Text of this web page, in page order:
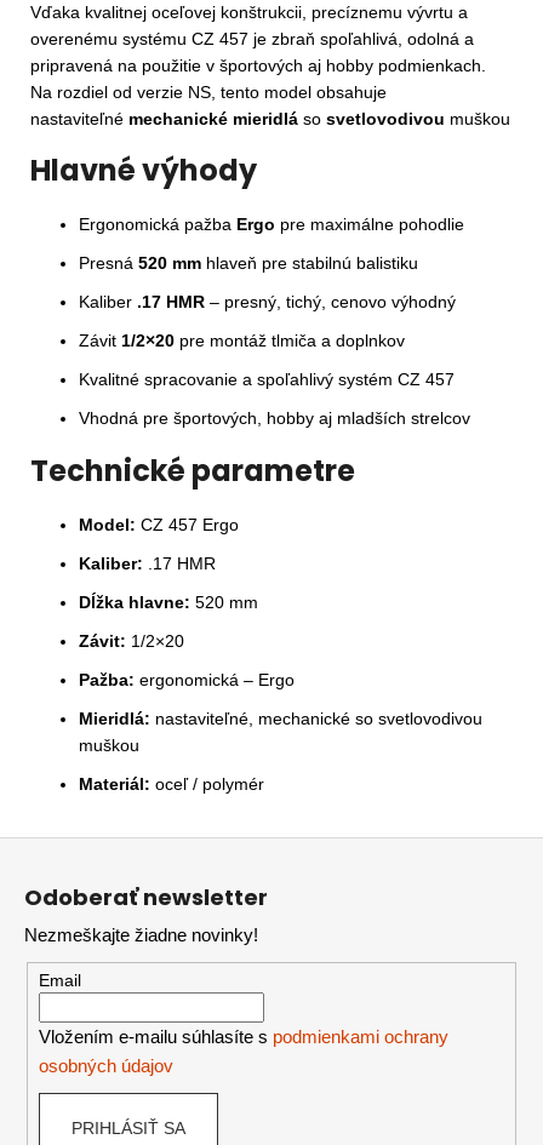
Vďaka kvalitnej oceľovej konštrukcii, precíznemu vývrtu a
overenému systému CZ 457 je zbraň spoľahlivá, odolná a
pripravená na použitie v športových aj hobby podmienkach.
Na rozdiel od verzie NS, tento model obsahuje
nastaviteľné mechanické mieridlá so svetlovodivou muškou
Hlavné výhody
Ergonomická pažba Ergo pre maximálne pohodlie
Presná 520 mm hlaveň pre stabilnú balistiku
Kaliber .17 HMR – presný, tichý, cenovo výhodný
Závit 1/2×20 pre montáž tlmiča a doplnkov
Kvalitné spracovanie a spoľahlivý systém CZ 457
Vhodná pre športových, hobby aj mladších strelcov
Technické parametre
Model: CZ 457 Ergo
Kaliber: .17 HMR
Dĺžka hlavne: 520 mm
Závit: 1/2×20
Pažba: ergonomická – Ergo
Mieridlá: nastaviteľné, mechanické so svetlovodivou
muškou
Materiál: oceľ / polymér
Odoberať newsletter
Nezmeškajte žiadne novinky!
Email
Vložením e-mailu súhlasíte s podmienkami ochrany
osobných údajov
PRIHLÁSIŤ SA